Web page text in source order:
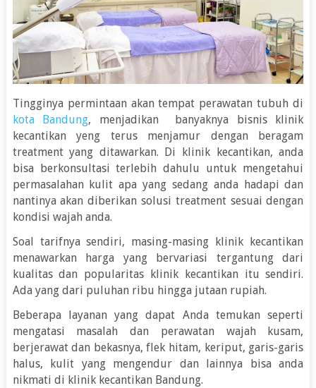
Tingginya permintaan akan tempat perawatan tubuh di
kota Bandung, menjadikan banyaknya bisnis klinik
kecantikan yeng terus menjamur dengan beragam
treatment yang ditawarkan. Di klinik kecantikan, anda
bisa berkonsultasi terlebih dahulu untuk mengetahui
permasalahan kulit apa yang sedang anda hadapi dan
nantinya akan diberikan solusi treatment sesuai dengan
kondisi wajah anda.
Soal tarifnya sendiri, masing-masing klinik kecantikan
menawarkan harga yang bervariasi tergantung dari
kualitas dan popularitas klinik kecantikan itu sendiri.
Ada yang dari puluhan ribu hingga jutaan rupiah.
Beberapa layanan yang dapat Anda temukan seperti
mengatasi masalah dan perawatan wajah kusam,
berjerawat dan bekasnya, flek hitam, keriput, garis-garis
halus, kulit yang mengendur dan lainnya bisa anda
nikmati di klinik kecantikan Bandung.